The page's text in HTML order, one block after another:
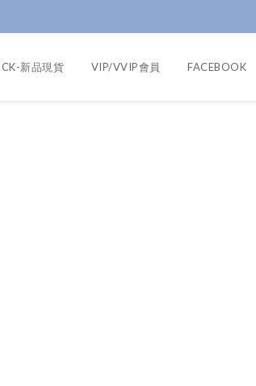
新品現貨 VIP/VVIP會員 FACEBOOK